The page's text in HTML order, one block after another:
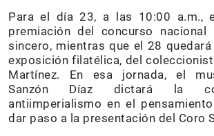
Para el día 23, a las 10:00 a.m.,
premiación del concurso nacional
sincero, mientras que el 28
exposición filatélica, del
Martínez. En esa jornada, el
Sanzón Díaz dictará la
antiimperialismo en el
dar paso a la presentación del Coro